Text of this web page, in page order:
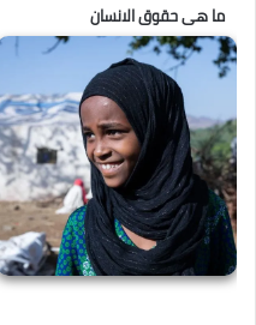
ما هى حقوق الانسان